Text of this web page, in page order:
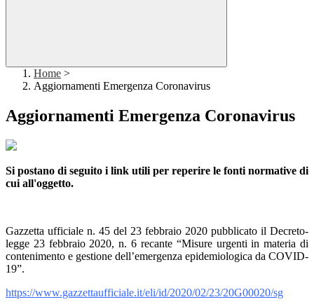
Home >
Aggiornamenti Emergenza Coronavirus
Aggiornamenti Emergenza Coronavirus
Si postano di seguito i link utili per reperire le fonti normative di
cui all'oggetto.
Gazzetta ufficiale n. 45 del 23 febbraio 2020 pubblicato il Decreto-
legge 23 febbraio 2020, n. 6 recante “Misure urgenti in materia di
contenimento e gestione dell’emergenza epidemiologica da COVID-
19”.
https://www.gazzettaufficiale.it/eli/id/2020/02/23/20G00020/sg